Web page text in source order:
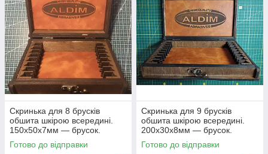
Скринька для 8 брусків
обшита шкірою всередині.
150х50х7мм — брусок.
Готово до відправки
Скринька для 9 брусків
обшита шкірою всередині.
200х30х8мм — брусок.
Готово до відправки